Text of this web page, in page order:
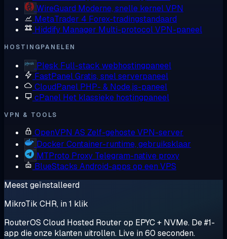
WireGuard Moderne, snelle kernel VPN
MetaTrader 4 Forex-tradingstandaard
Hiddify Manager Multi-protocol VPN-paneel
HOSTINGPANELEN
Plesk Full-stack webhostingpaneel
FastPanelGratis, snel serverpaneel
CloudPanel PHP- & Node.js-paneel
cPanel Het klassieke hostingpaneel
VPN & TOOLS
OpenVPN AS Zelf-gehoste VPN-server
Docker Container-runtime, gebruiksklaar
MTProto Proxy Telegram-native proxy
BlueStacks Android-apps op een VPS
Meest geïnstalleerd
MikroTik CHR, in 1 klik
RouterOS Cloud Hosted Router op EPYC + NVMe. De #1-
app die onze klanten uitrollen. Live in 60 seconden.